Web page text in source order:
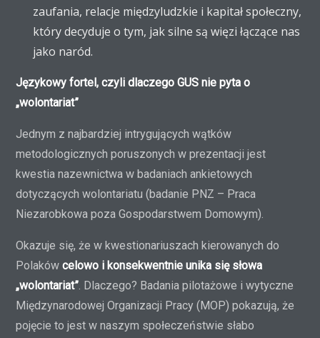
zaufania, relacje międzyludzkie i kapitał społeczny,
który decyduje o tym, jak silne są więzi łączące nas
jako naród.
Językowy fortel, czyli dlaczego GUS nie pyta o
„wolontariat”
Jednym z najbardziej intrygujących wątków
metodologicznych poruszonych w prezentacji jest
kwestia nazewnictwa w badaniach ankietowych
dotyczących wolontariatu (badanie PNZ – Praca
Niezarobkowa poza Gospodarstwem Domowym).
Okazuje się, że w kwestionariuszach kierowanych do
Polakówcelowo i konsekwentnie unika się słowa
„wolontariat”. Dlaczego? Badania pilotażowe i wytyczne
Międzynarodowej Organizacji Pracy (MOP) pokazują, że
pojęcie to jest w naszym społeczeństwie słabo